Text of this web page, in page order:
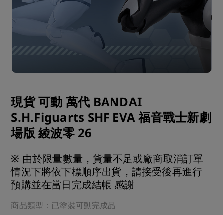
現貨 可動 萬代 BANDAI
S.H.Figuarts SHF EVA 福音戰士新劇
場版 綾波零 26
※ 由於限量數量，貨量不足或廠商取消訂單
情況下將依下標順序出貨，請接受後再進行
預購並在當日完成結帳 感謝
商品類型：已塗裝可動完成品